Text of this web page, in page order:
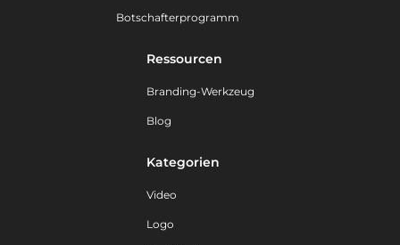
Botschafterprogramm
Ressourcen
Branding-Werkzeug
Blog
Kategorien
Video
Logo